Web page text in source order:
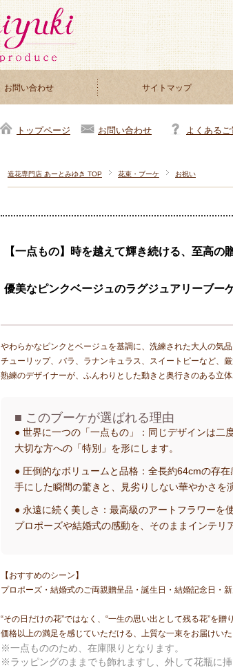
お問い合わせ サイトマップ
トップページ お問い合わせ よくあるご
造花専門店 あーとみゆき TOP 花束・ブーケ お祝い
【一点もの】時を越えて輝き続ける、至高の
優美なピンクベージュのラグジュアリーブー
やわらかなピンクとベージュを基調に、洗練された大人の気
チューリップ、バラ、ラナンキュラス、スイートピーなど、
熟練のデザイナーが、ふんわりとした動きと奥行きのある立
■ このブーケが選ばれる理由
● 世界に一つの「一点もの」
：同じデザインは二
大切な方への「特別」を形にします。
● 圧倒的なボリュームと品格 ：全長約64cmの存在
手にした瞬間の驚きと、見劣りしない華やかさを
● 永遠に続く美しさ ：最高級のアートフラワーを使
プロポーズや結婚式の感動を、そのままインテリ
【おすすめのシーン】
プロポーズ・結婚式のご両親贈呈品・誕生日・結婚記念日・
“その日だけの花”ではなく、 “一生の思い出として残る花”を贈
価格以上の満足を感じていただける、上質な一束をお届けいた
※一点もののため、在庫限りとなります。
※ラッピングのままでも飾れますし、外して花瓶に挿